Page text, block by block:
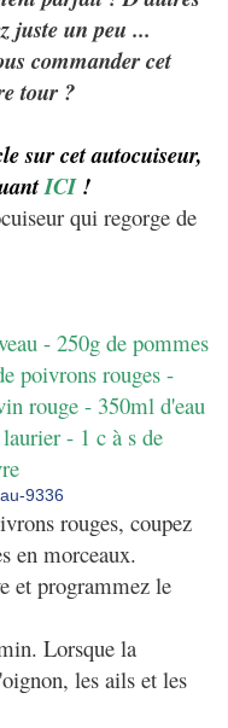
juste un peu ...
commander cet
tour ?
sur cet autocuiseur,
ICI!
qui regorge de
- 250g de pommes
poivrons rouges -
rouge - 350ml d'eau
- 1 c à s de
rouges, coupez
en morceaux.
et programmez le
Lorsque la
les ails et les